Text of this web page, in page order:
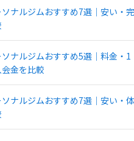
ナルジムおすすめ7選｜安い・完
ナルジムおすすめ5選｜料金・1
金を比較
ナルジムおすすめ7選｜安い・体